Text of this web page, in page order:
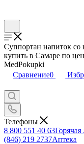
Суппортан напиток
купить в Самаре по
MedPokupki
Сравнение0
Телефоны
8 800 551 40 63
(846) 219 2737Аптека